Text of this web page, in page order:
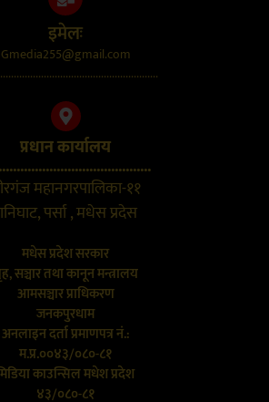
इमेलः
Gmedia255@gmail.com
प्रधान कार्यालय
महानगरपालिका-११
पर्सा , मधेस प्रदेस
मधेस प्रदेश सरकार
सञ्चार तथा कानून मन्त्रालय
आमसञ्चार प्राधिकरण
जनकपुरधाम
अनलाइन दर्ता प्रमाणपत्र नं.:
म.प्र.००४३/०८०-८१
काउन्सिल मधेश प्रदेश
४३/०८०-८१